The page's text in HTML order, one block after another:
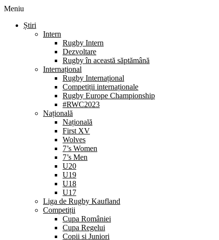
Meniu
Știri
Intern
Rugby Intern
Dezvoltare
Rugby în această săptămână
Internațional
Rugby Internațional
Competiții internaționale
Rugby Europe Championship
#RWC2023
Națională
Națională
First XV
Wolves
7’s Women
7’s Men
U20
U19
U18
U17
Liga de Rugby Kaufland
Competiții
Cupa României
Cupa Regelui
Copii si Juniori